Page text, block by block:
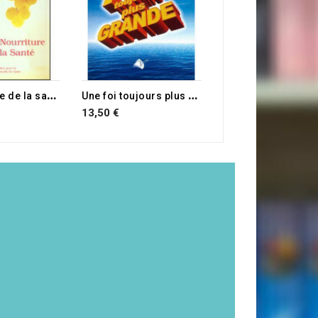
L
a nourriture de la santé U
ne foi toujours plus grande
13,50 €